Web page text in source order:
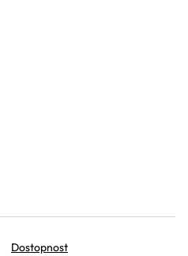
Dostopnost